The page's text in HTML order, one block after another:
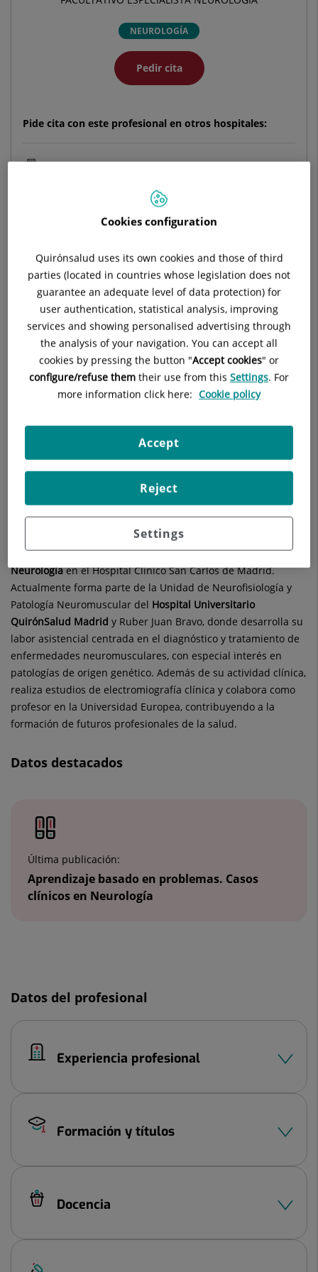
NEUROLOGÍA
Pedir cita
Pide cita con este profesional en otros hospitales:
Hospital Universitario Quirónsalud Pozuelo
28223 Pozuelo de Alarcón Madrid
Hospital Universitario Ruber Juan Bravo
C/ Juan Bravo, 39 y 49
28006 Madrid
910 687 999
Neurólogo con una sólida formación internacional y
experiencia clínica en el ámbito de las enfermedades
neuromusculares. Se licenció en Medicina por la Universidad
de Perugia (Italia), completando parte de su formación en la
Medical University of Warsaw (Varsovia, Polonia) y en la
Universidade do Grande Rio (Rio de Janeiro, Brasil), a través
de programas Erasmus. Posteriormente, se especializó en
Neurologíaen el Hospital Clínico San Carlos de Madrid.
Actualmente forma parte de la Unidad de Neurofisiología y
Patología Neuromuscular del Hospital Universitario
QuirónSalud Madrid y Ruber Juan Bravo, donde desarrolla su
labor asistencial centrada en el diagnóstico y tratamiento de
enfermedades neuromusculares, con especial interés en
patologías de origen genético. Además de su actividad clínica,
realiza estudios de electromiografía clínica y colabora como
profesor en la Universidad Europea, contribuyendo a la
formación de futuros profesionales de la salud.
Datos destacados
Última publicación:
Aprendizaje basado en problemas. Casos
clínicos en Neurología
de
Datos del profesional
Experiencia profesional
Formación y títulos
Docencia
Cookies configuration
Quirónsalud uses its own cookies and those of third
parties (located in countries whose legislation does not
guarantee an adequate level of data protection) for
user authentication, statistical analysis, improving
services and showing personalised advertising through
the analysis of your navigation. You can accept all
cookies by pressing the button "Accept cookies" or
configure/refuse them their use from this Settings. For
more information click here: Cookie policy
Settings
Reject
Accept